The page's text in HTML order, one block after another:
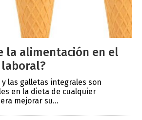
la alimentación en el
las galletas integrales son
en la dieta de cualquier
mejorar su...